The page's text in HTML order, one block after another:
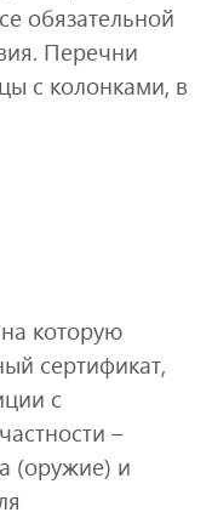
обязательной
Перечни
с колонками, в
которую
сертификат,
с
–
(оружие) и